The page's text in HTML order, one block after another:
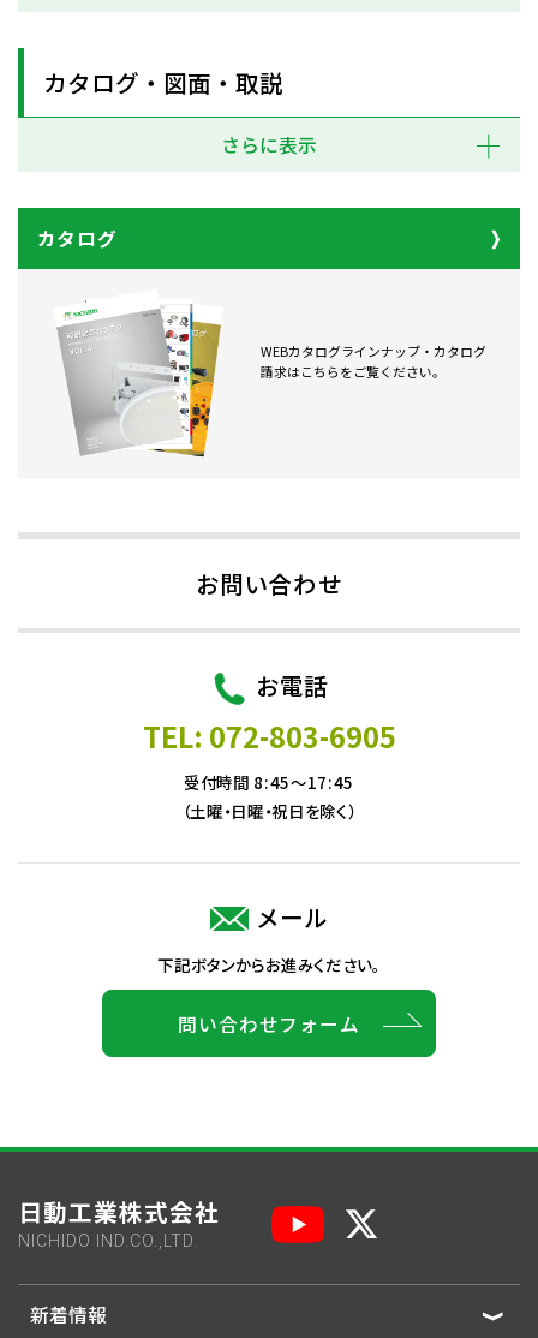
カタログ・図面・取説
さらに表示
カタログ
WEBカタログラインナップ・カタログ
請求はこちらをご覧ください。
お問い合わせ
お電話
TEL: 072-803-6905
受付時間 8:45～17:45
（土曜・日曜・祝日を除く）
メール
下記ボタンからお進みください。
問い合わせフォーム
日動工業株式会社
NICHIDO IND.CO.,LTD.
新着情報